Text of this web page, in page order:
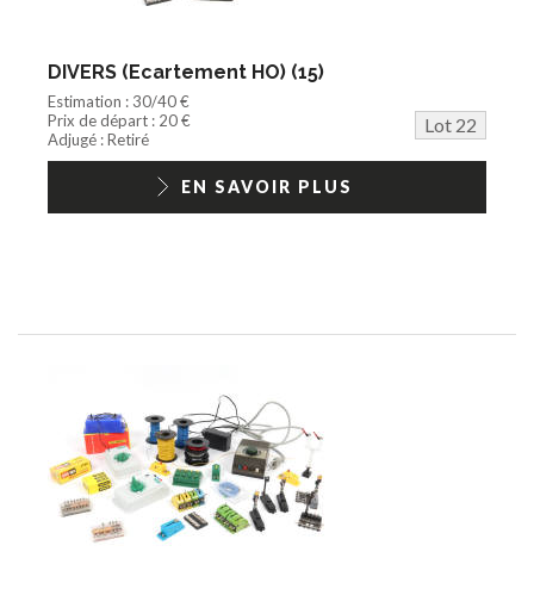
DIVERS (Ecartement HO) (15)
Estimation : 30/40 €
Prix de départ : 20 €
Lot 22
Adjugé : Retiré
EN SAVOIR PLUS